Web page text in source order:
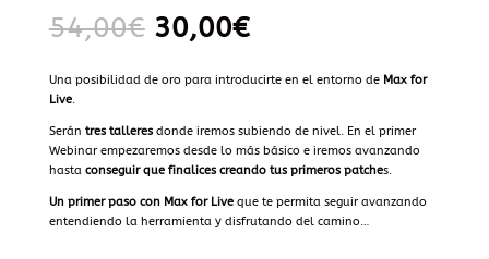
54,00€ El
precio
era:
30,00€El
precio
es:
Una posibilidad de oro para introducirte en el entorno de Max for
Live.
Serán tres talleresdonde iremos subiendo de nivel. En el primer
Webinar empezaremos desde lo más básico e iremos avanzando
hasta conseguir que finalices creando tus primeros patches.
Un primer paso con Max for Liveque te permita seguir avanzando
entendiendo la herramienta y disfrutando del camino…